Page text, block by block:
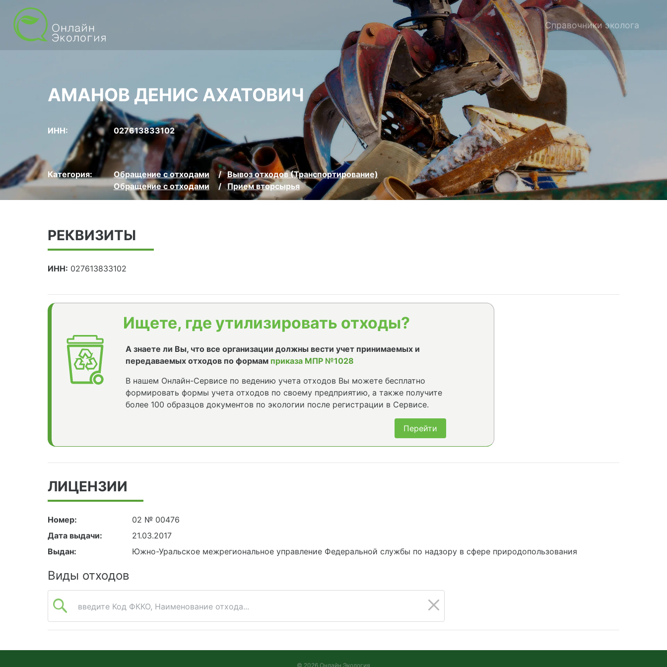
Справочники эколога
АМАНОВ ДЕНИС АХАТОВИЧ
ИНН: 027613833102
Категория: Обращение с отходами
Вывоз отходов (Транспортирование)
Обращение с отходами
Прием вторсырья
РЕКВИЗИТЫ
ИНН: 027613833102
Ищете, где утилизировать отходы?
А знаете ли Вы, что все организации должны вести учет принимаемых и
передаваемых отходов по формам приказа МПР №1028
В нашем Онлайн-Сервисе по ведению учета отходов Вы можете бесплатно
формировать формы учета отходов по своему предприятию, а также получите
более 100 образцов документов по экологии после регистрации в Сервисе.
Перейти
ЛИЦЕНЗИИ
Номер:
02 № 00476
Дата выдачи:
21.03.2017
Выдан:
Южно-Уральское межрегиональное управление Федеральной службы по надзору в сфере природопользования
Виды отходов
введите Код ФККО, Наименование отхода...
© 2026 Онлайн Экология